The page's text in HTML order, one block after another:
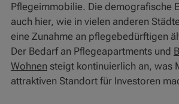
Pflegeimmobilie. Die demografische
auch hier, wie in vielen anderen
eine Zunahme an pflegebedürftigen
Der Bedarf an Pflegeapartments und
Wohnen steigt kontinuierlich an, was
attraktiven Standort für Investoren